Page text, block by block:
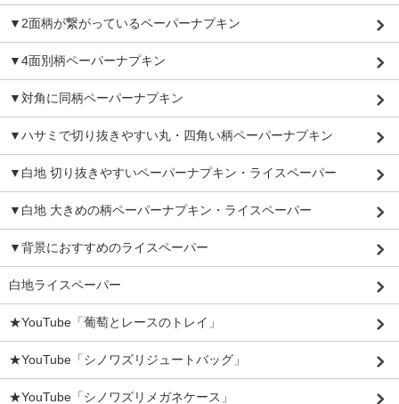
▼2面柄が繋がっているペーパーナプキン
▼4面別柄ペーパーナプキン
▼対角に同柄ペーパーナプキン
▼ハサミで切り抜きやすい丸・四角い柄ペーパーナプキン
▼白地 切り抜きやすいペーパーナプキン・ライスペーパー
▼白地 大きめの柄ペーパーナプキン・ライスペーパー
▼背景におすすめのライスペーパー
白地ライスペーパー
★YouTube「葡萄とレースのトレイ」
★YouTube「シノワズリジュートバッグ」
★YouTube「シノワズリメガネケース」